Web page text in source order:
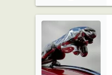
143
Zoetermeer